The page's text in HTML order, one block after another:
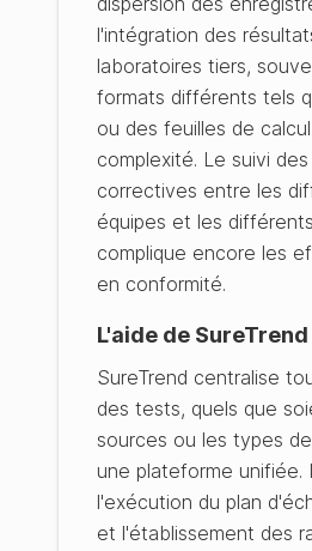
l'intégration des
laboratoires tiers,
formats différents tels
ou des feuilles de
complexité. Le suivi
correctives entre les
équipes et les
complique encore les
en conformité.
L'aide de SureTrend
SureTrend centralise
des tests, quels que
sources ou les types
une plateforme unifiée.
l'exécution du plan
et l'établissement des